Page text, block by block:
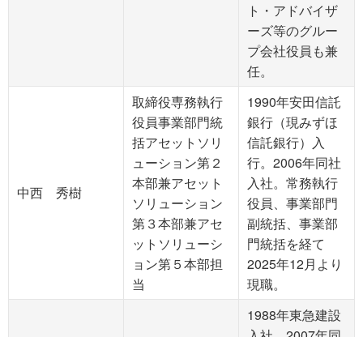
ト・アドバイザ
ーズ等のグルー
プ会社役員も兼
任。
中西 秀樹
取締役専務執行
役員事業部門統
括アセットソリ
ューション第２
本部兼アセット
ソリューション
第３本部兼アセ
ットソリューシ
ョン第５本部担
当
1990年安田信託
銀行（現みずほ
信託銀行）入
行。2006年同社
入社。常務執行
役員、事業部門
副統括、事業部
門統括を経て
2025年12月より
現職。
1988年東急建設